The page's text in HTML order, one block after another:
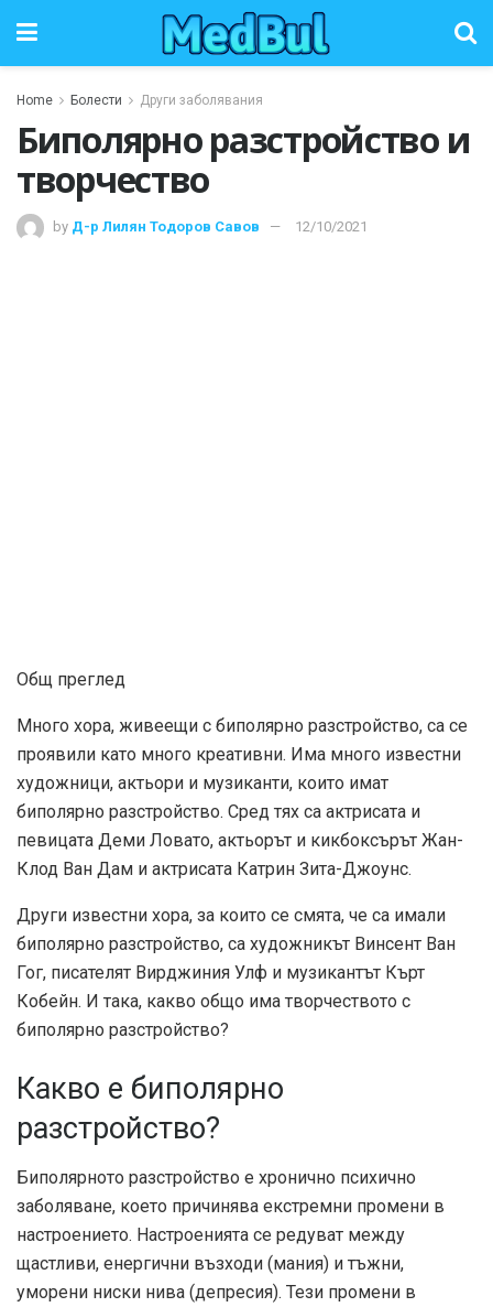
Home Болести Други заболявания
Биполярно разстройство и
творчество
by Д-р Лилян Тодоров Савов 12/10/2021
Общ преглед
Много хора, живеещи с биполярно разстройство, са се
проявили като много креативни. Има много известни
художници, актьори и музиканти, които имат
биполярно разстройство. Сред тях са актрисата и
певицата Деми Ловато, актьорът и кикбоксърът Жан-
Клод Ван Дам и актрисата Катрин Зита-Джоунс.
Други известни хора, за които се смята, че са имали
биполярно разстройство, са художникът Винсент Ван
Гог, писателят Вирджиния Улф и музикантът Кърт
Кобейн. И така, какво общо има творчеството с
биполярно разстройство?
Какво е биполярно
разстройство?
Биполярното разстройство е хронично психично
заболяване, което причинява екстремни промени в
настроението. Настроенията се редуват между
щастливи, енергични възходи (мания) и тъжни,
уморени ниски нива (депресия). Тези промени в